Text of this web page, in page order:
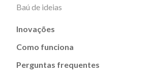
Baú de ideias
Inovações
Como funciona
Perguntas frequentes